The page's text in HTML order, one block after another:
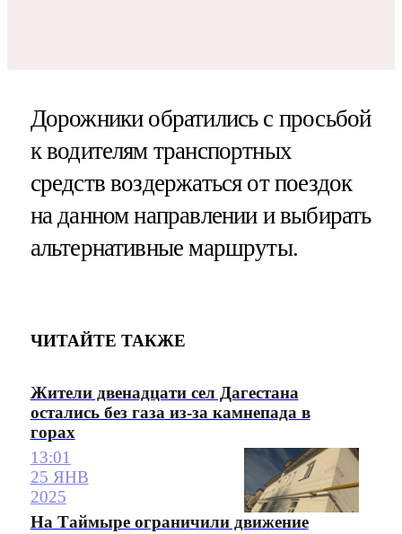
Дорожники обратились с просьбой
к водителям транспортных
средств воздержаться от поездок
на данном направлении и выбирать
альтернативные маршруты.
ЧИТАЙТЕ ТАКЖЕ
Жители двенадцати сел Дагестана
остались без газа из-за камнепада в
горах
13:01
25 ЯНВ
2025
На Таймыре ограничили движение